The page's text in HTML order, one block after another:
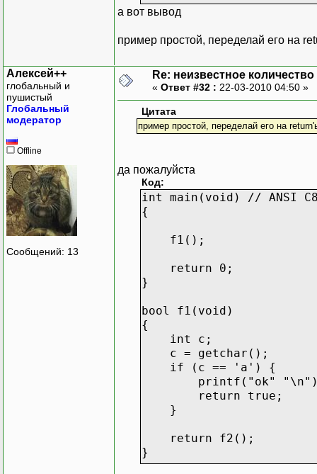
}
x
ok
entered
[guest@station test]$
а вот вывод
пример простой, переделай его на
Алексей++
глобальный и
пушистый
Глобальный
модератор
Offline
Сообщений: 13
Re: неизвестное
« Ответ #32 : 22-03-2010 04:50 »
Цитата
пример простой, переделай его на
да пожалуйста
Код:
int main(void) // ANSI
{
f1();
return 0;
}
bool f1(void)
{
int c;
c = getchar();
if (c == 'a') {
printf("ok"
return true;
}
return f2();
}